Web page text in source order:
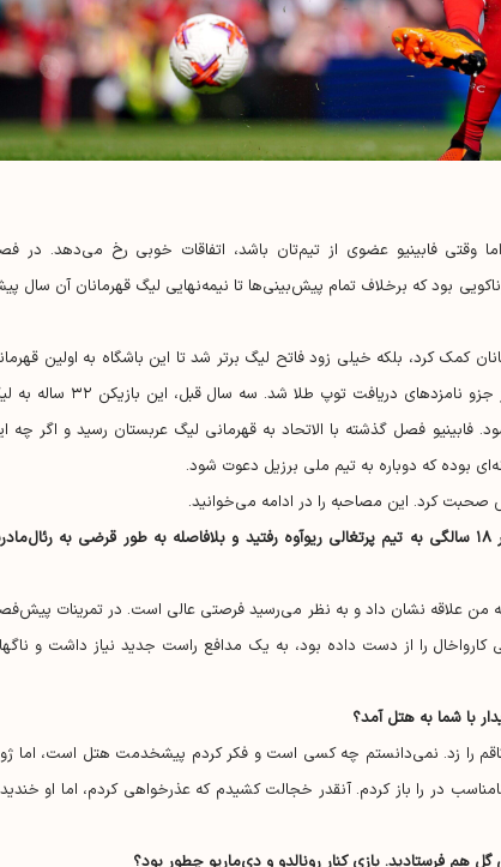
وقتی فابینیو عضوی از تیم‌تان باشد، اتفاقات خوبی رخ می‌دهد. در
موناکویی بود که برخلاف تمام پیش‌بینی‌ها تا نیمه‌نهایی لیگ قهرمانان آن سال
کمک کرد، بلکه خیلی زود فاتح لیگ برتر شد تا این باشگاه به اولین
خود در لیگ از سال ۱۹۹۰ برسد. هافبک برزیلی در سال ۲۰۲۲ نیز جزو نامزد‌های دریافت توپ طلا شد. سه سال
فابینیو فصل گذشته با الاتحاد به قهرمانی لیگ عربستان رسید و اگر چه
صحبت کرد. این مصاحبه را در ادامه می‌خوانید.
* قبل از انجام اولین بازی‌تان در رده بزرگسال برای فلومیننزه، در ۱۸ سالگی به تیم پرتغالی ریو‌آوه رفتید و بلافاصله به طور قرضی به
بودم. ریوآوه به من علاقه نشان داد و به نظر می‌رسید فرصتی عالی است. در تمرینات
کارواخال را از دست داده بود، به یک مدافع راست جدید نیاز داشت و
با شما به هتل آمد؟
را زد. نمی‌دانستم چه کسی است و فکر کردم پیشخدمت هتل است، اما
در را باز کردم. آنقدر خجالت کشیدم که عذرخواهی کردم، اما او